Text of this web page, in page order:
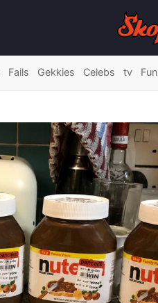
Fails Gekkies Celebs tv Fun